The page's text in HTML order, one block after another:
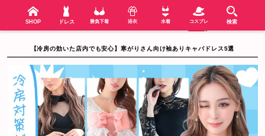
SHOP ドレス 勝負下着 浴衣 水着 コスプレ 検索
【冷房の効いた店内でも安心】寒がりさん向け袖ありキャバドレス5選
SHOP